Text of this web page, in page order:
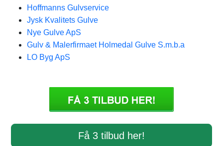
Hoffmanns Gulvservice
Jysk Kvalitets Gulve
Nye Gulve ApS
Gulv & Malerfirmaet Holmedal Gulve S.m.b.a
LO Byg ApS
Få 3 tilbud her!